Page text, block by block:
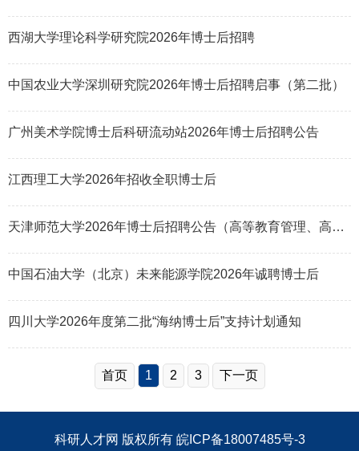
西湖大学理论科学研究院2026年博士后招聘
中国农业大学深圳研究院2026年博士后招聘启事（第二批）
广州美术学院博士后科研流动站2026年博士后招聘公告
江西理工大学2026年招收全职博士后
天津师范大学2026年博士后招聘公告（高等教育管理、高等教育评价方向）
中国石油大学（北京）未来能源学院2026年诚聘博士后
四川大学2026年度第二批“海纳博士后”支持计划通知
首页 1 2 3 下一页
科研人才网 版权所有 皖ICP备18007485号-3